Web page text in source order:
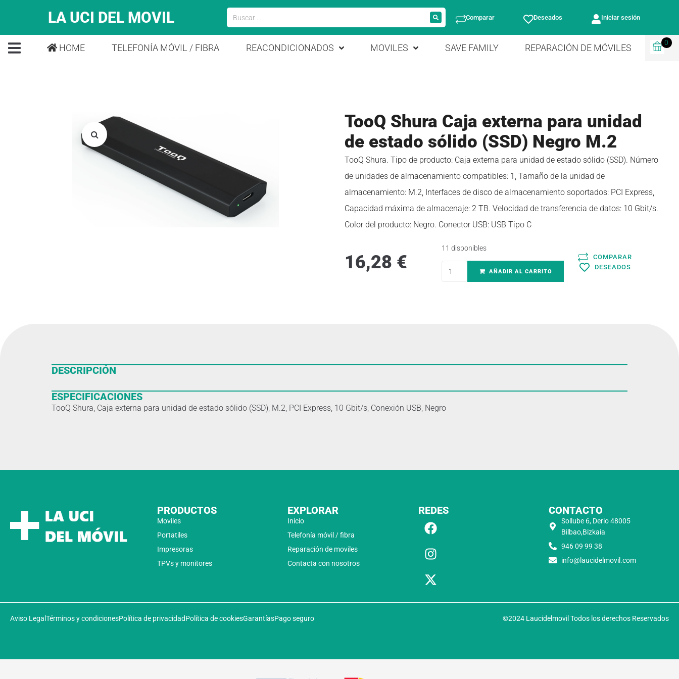
LA UCI DEL MOVIL Comparar Deseados Iniciar sesión
HOME TELEFONÍA MÓVIL / FIBRA REACONDICIONADOS MOVILES SAVE FAMILY REPARACIÓN DE MÓVILES
0
TooQ Shura Caja externa para unidad
de estado sólido (SSD) Negro M.2
TooQ Shura. Tipo de producto: Caja externa para unidad de estado sólido (SSD). Número
de unidades de almacenamiento compatibles: 1, Tamaño de la unidad de
almacenamiento: M.2, Interfaces de disco de almacenamiento soportados: PCI Express,
Capacidad máxima de almacenaje: 2 TB. Velocidad de transferencia de datos: 10 Gbit/s.
Color del producto: Negro. Conector USB: USB Tipo C
16,28 €
11 disponibles
AÑADIR AL CARRITO
COMPARAR
DESEADOS
DESCRIPCIÓN
ESPECIFICACIONES
TooQ Shura, Caja externa para unidad de estado sólido (SSD), M.2, PCI Express, 10 Gbit/s, Conexión USB, Negro
PRODUCTOS
Moviles
Portatiles
Impresoras
TPVs y monitores
EXPLORAR
Inicio
Telefonía móvil / fibra
Reparación de moviles
Contacta con nosotros
REDES CONTACTO
Sollube 6, Derio 48005
Bilbao,Bizkaia
946 09 99 38
info@laucidelmovil.com
Aviso Legal Términos y condicionesPolítica de privacidadPolítica de cookiesGarantíasPago seguro ©2024 Laucidelmovil Todos los derechos Reservados